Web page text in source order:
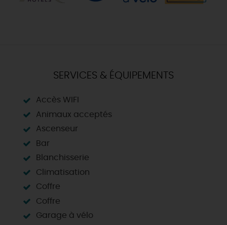
SERVICES & ÉQUIPEMENTS
Accès WIFI
Animaux acceptés
Ascenseur
Bar
Blanchisserie
Climatisation
Coffre
Coffre
Garage à vélo